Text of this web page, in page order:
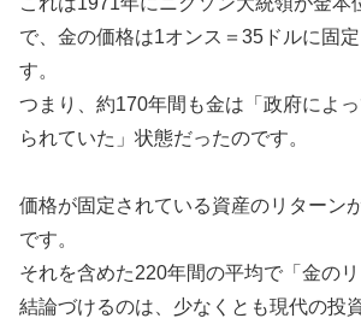
で、金の価格は1オンス＝35ドルに固
す。
つまり、約170年間も金は「政府によ
られていた」状態だったのです。
価格が固定されている資産のリターン
です。
それを含めた220年間の平均で「金の
結論づけるのは、少なくとも現代の投